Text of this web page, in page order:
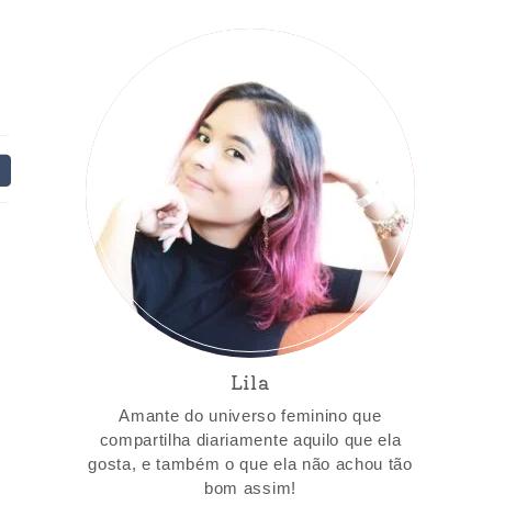
Lila
Amante do universo feminino que
compartilha diariamente aquilo que ela
gosta, e também o que ela não achou tão
bom assim!